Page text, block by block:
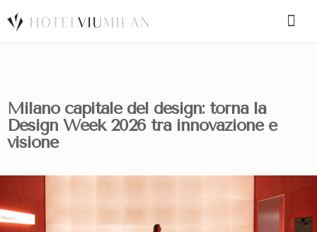
BOOK A ROOM BOOK FOR TODAY
SPECIAL CODE
Milano capitale del design: torna la
Design Week 2026 tra innovazione e
visione